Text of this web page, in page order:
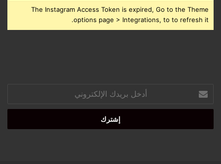
The Instagram Access Token is expired, Go to the Theme
options page > Integrations, to to refresh it.
بريدك
الإلكتروني